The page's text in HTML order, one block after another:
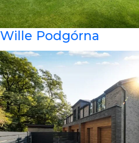
Wille Podgórna